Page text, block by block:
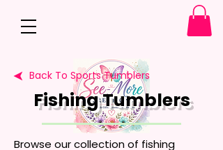
Back To Sports Tumblers
Fishing Tumblers
Browse our collection of fishing